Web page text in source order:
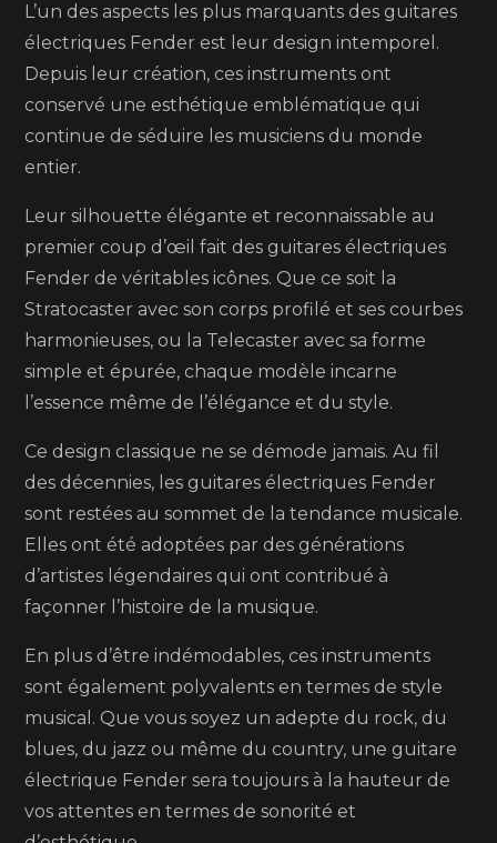
L’un des aspects les plus marquants des guitares
électriques Fender est leur design intemporel.
Depuis leur création, ces instruments ont
conservé une esthétique emblématique qui
continue de séduire les musiciens du monde
entier.
Leur silhouette élégante et reconnaissable au
premier coup d’œil fait des guitares électriques
Fender de véritables icônes. Que ce soit la
Stratocaster avec son corps profilé et ses courbes
harmonieuses, ou la Telecaster avec sa forme
simple et épurée, chaque modèle incarne
l’essence même de l’élégance et du style.
Ce design classique ne se démode jamais. Au fil
des décennies, les guitares électriques Fender
sont restées au sommet de la tendance musicale.
Elles ont été adoptées par des générations
d’artistes légendaires qui ont contribué à
façonner l’histoire de la musique.
En plus d’être indémodables, ces instruments
sont également polyvalents en termes de style
musical. Que vous soyez un adepte du rock, du
blues, du jazz ou même du country, une guitare
électrique Fender sera toujours à la hauteur de
vos attentes en termes de sonorité et